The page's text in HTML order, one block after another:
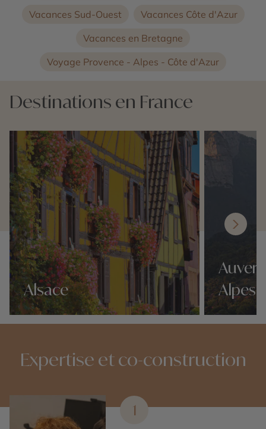
Vacances Sud-Ouest
Vacances Côte d'Azur
Vacances en Bretagne
Voyage Provence - Alpes - Côte d'Azur
Destinations en France
Alsace
Nos 15 idées voyage
Alpes
Nos 15 idées
Expertise et co-construction
1